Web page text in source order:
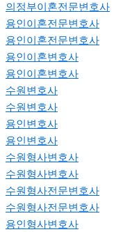
의정부이혼전문변호사
용인이혼전문변호사
용인이혼전문변호사
용인이혼변호사
용인이혼변호사
수원변호사
수원변호사
용인변호사
용인변호사
수원형사변호사
수원형사변호사
수원형사전문변호사
수원형사전문변호사
용인형사변호사